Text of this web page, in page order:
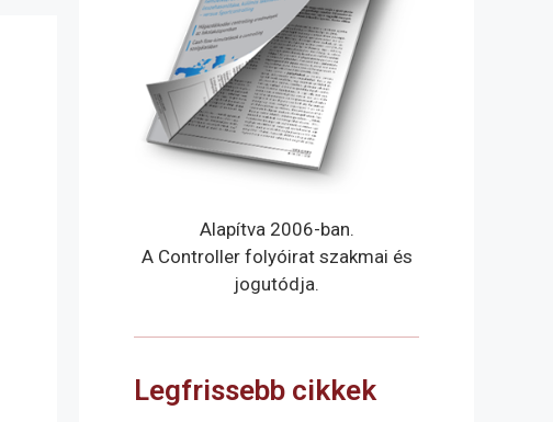
Alapítva 2006-ban.
A Controller folyóirat szakmai és
jogutódja.
Legfrissebb cikkek